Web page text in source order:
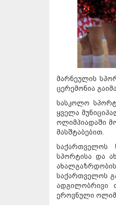
მარნეულის
ცერემონია
სასკოლო
ყველა
ოლიმპიადაში
მასშტაბებით.
საქართველოს
სპორტისა და
საქართველოს
ადგილობრივი
ეროვნული